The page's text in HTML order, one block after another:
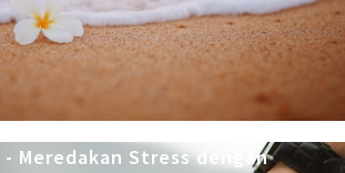
Meredakan Stress dengan